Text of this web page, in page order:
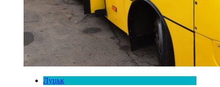
Луцьк